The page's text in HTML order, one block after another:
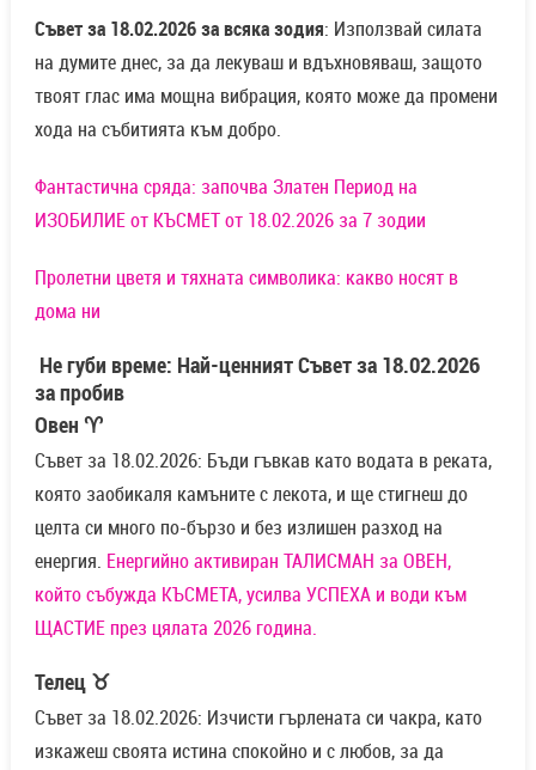
Съвет за 18.02.2026 за всяка зодия: Използвай силата
на думите днес, за да лекуваш и вдъхновяваш, защото
твоят глас има мощна вибрация, която може да промени
хода на събитията към добро.
Фантастична сряда: започва Златен Период на
ИЗОБИЛИЕ от КЪСМЕТ от 18.02.2026 за 7 зодии
Пролетни цветя и тяхната символика: какво носят в
дома ни
Не губи време: Най-ценният Съвет за 18.02.2026
за пробив
Овен ♈
Съвет за 18.02.2026: Бъди гъвкав като водата в реката,
която заобикаля камъните с лекота, и ще стигнеш до
целта си много по-бързо и без излишен разход на
енергия. Енергийно активиран ТАЛИСМАН за ОВЕН,
който събужда КЪСМЕТА, усилва УСПЕХА и води към
ЩАСТИЕ през цялата 2026 година.
Телец ♉
Съвет за 18.02.2026: Изчисти гърлената си чакра, като
изкажеш своята истина спокойно и с любов, за да